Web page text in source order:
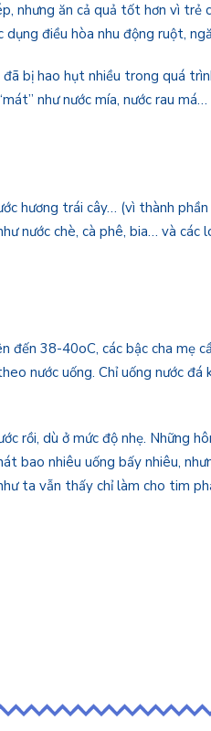
nhưng ăn cả quả tốt hơn vì
điều hòa nhu động ruột,
bị hao hụt nhiều trong quá
như nước mía, nước rau
hương trái cây… (vì thành
nước chè, cà phê, bia… và các
38-40oC, các bậc cha mẹ
nước uống. Chỉ uống nước
rồi, dù ở mức độ nhẹ. Những
bao nhiêu uống bấy nhiêu,
ta vẫn thấy chỉ làm cho tim